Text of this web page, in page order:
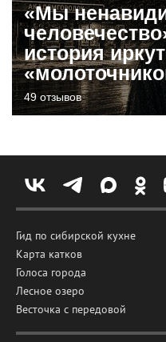
«Мы
история
49 отзывов
Гид по сибирской кухне
Карта катков
Голоса города
Лесное озеро
Весточка с передовой